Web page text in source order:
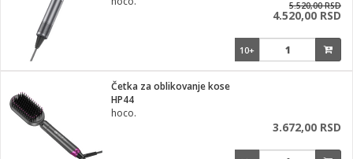
za kosu
5.520,00 RSD
4.520,00 RSD
10+
Četka za oblikovanje kose
HP44
hoco.
3.672,00 RSD